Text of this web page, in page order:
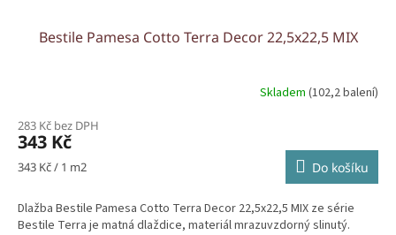
Bestile Pamesa Cotto Terra Decor 22,5x22,5 MIX
Skladem (102,2 balení)
283 Kč bez DPH
343 Kč
Měrná
343 Kč / 1 m2 Do košíku
Dlažba Bestile Pamesa Cotto Terra Decor 22,5x22,5 MIX ze série
Bestile Terra je matná dlaždice, materiál mrazuvzdorný slinutý.